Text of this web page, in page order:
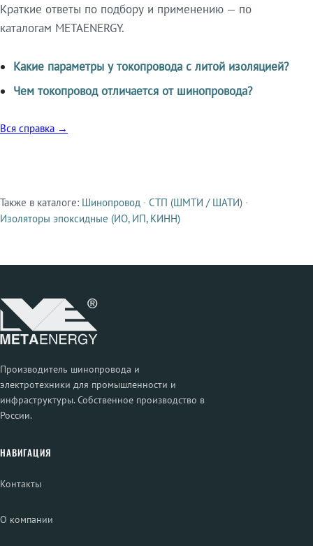
Краткие ответы по подбору и применению — по
каталогам METAENERGY.
Какие параметры у токопровода с литой изоляцией?
Чем токопровод отличается от шинопровода?
Вся справка →
Смежные продукты
Также в каталоге: Шинопровод · СТП (ШМТИ / ШАТИ) ·
Изоляторы эпоксидные (ИО, ИП, КИНН)
Производитель шинопровода и
электротехники для промышленности и
инфраструктуры. Собственное производство в
России.
НАВИГАЦИЯ
Контакты
О компании